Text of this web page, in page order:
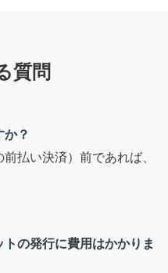
質問
か？
払い決済）前であれば、
の発行に費用はかかりま